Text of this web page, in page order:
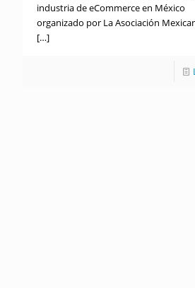
industria de eCommerce en México
organizado por La Asociación
[…]